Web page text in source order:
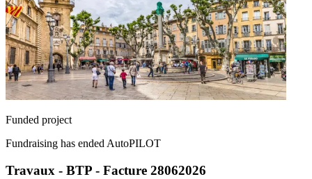
Funded project
Fundraising has endedAutoPILOT
Travaux - BTP - Facture 28062026